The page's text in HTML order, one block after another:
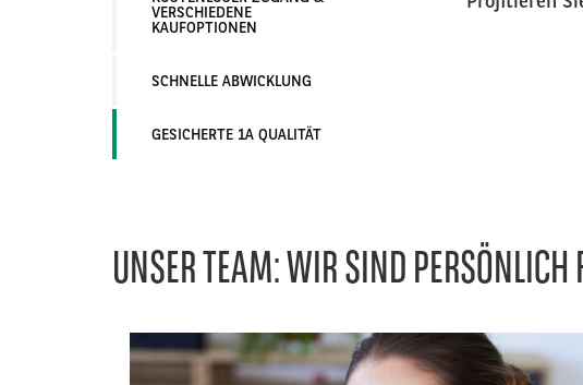
VERSCHIEDENE
KAUFOPTIONEN
SCHNELLE ABWICKLUNG
GESICHERTE 1A QUALITÄT
UNSER TEAM: WIR SIND PERSÖNLICH
Left